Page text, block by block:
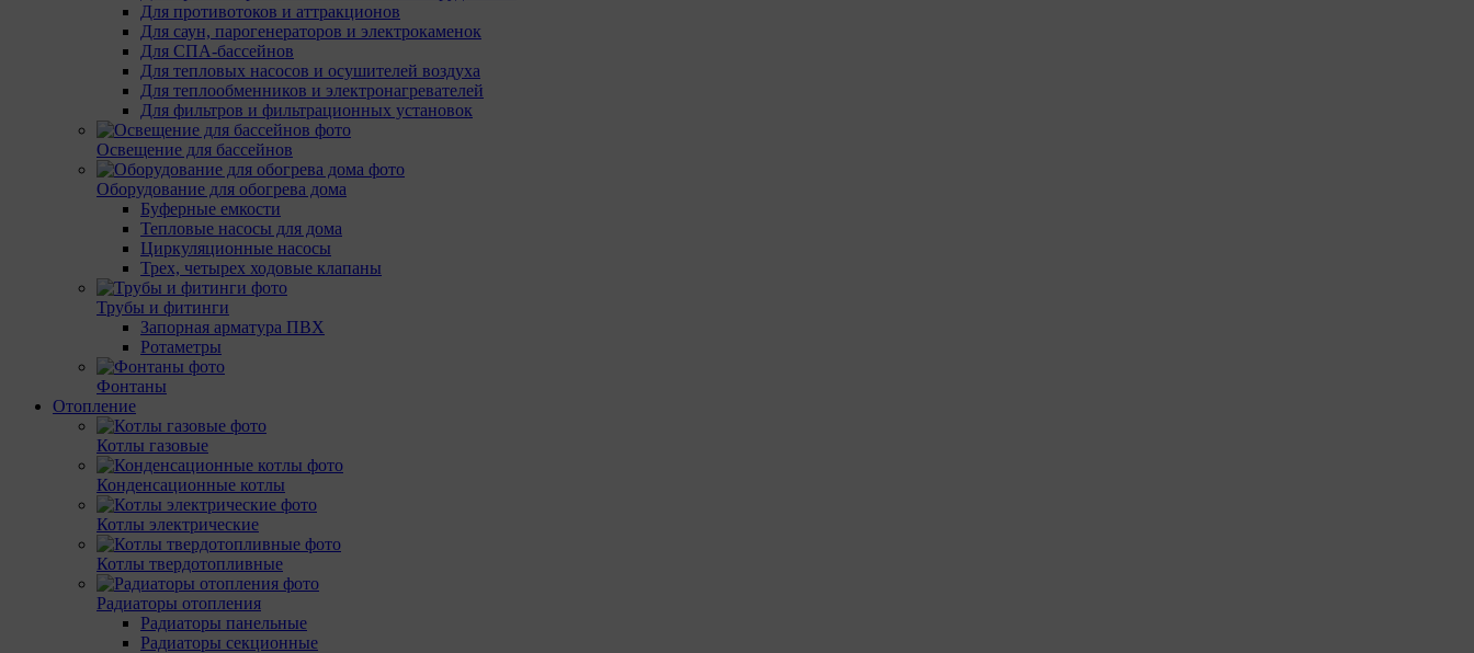
Для противотоков и аттракционов
Для саун, парогенераторов и электрокаменок
Для СПА-бассейнов
Для тепловых насосов и осушителей воздуха
Для теплообменников и электронагревателей
Для фильтров и фильтрационных установок
Освещение для бассейнов
Оборудование для обогрева дома
Буферные емкости
Тепловые насосы для дома
Циркуляционные насосы
Трех, четырех ходовые клапаны
Трубы и фитинги
Запорная арматура ПВХ
Ротаметры
Фонтаны
Отопление
Котлы газовые
Конденсационные котлы
Котлы электрические
Котлы твердотопливные
Радиаторы отопления
Радиаторы панельные
Радиаторы секционные